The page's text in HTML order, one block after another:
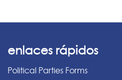
enlaces rápidos
Political Parties Forms